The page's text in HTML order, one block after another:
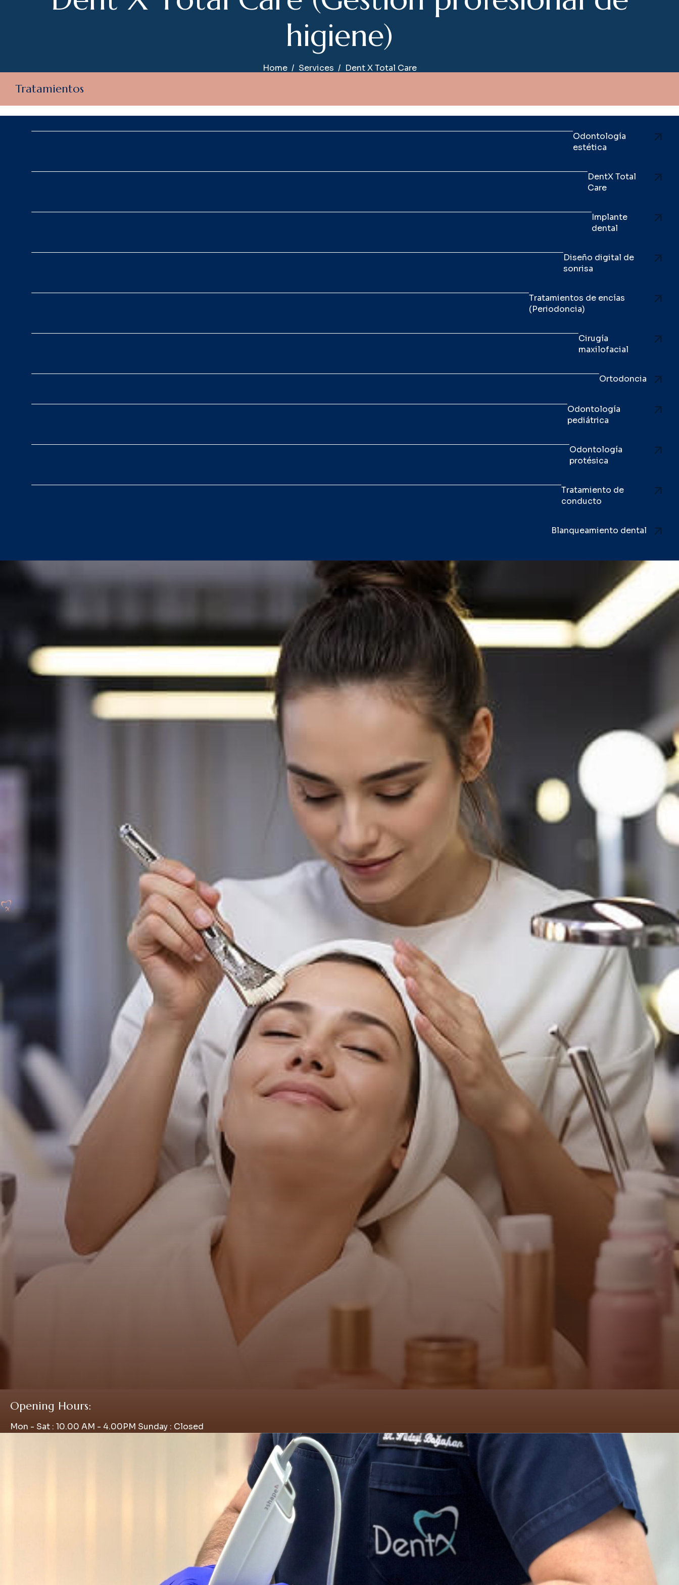
higiene)
Home Services Dent X Total Care
Tratamientos
Odontología
estética
DentX Total
Care
Implante
dental
Diseño digital de
sonrisa
Tratamientos de encías
(Periodoncia)
Cirugía
maxilofacial
Ortodoncia
Odontología
pediátrica
Odontología
protésica
Tratamiento de
conducto
Blanqueamiento dental
Opening Hours:
Mon - Sat : 10.00 AM - 4.00PM Sunday : Closed